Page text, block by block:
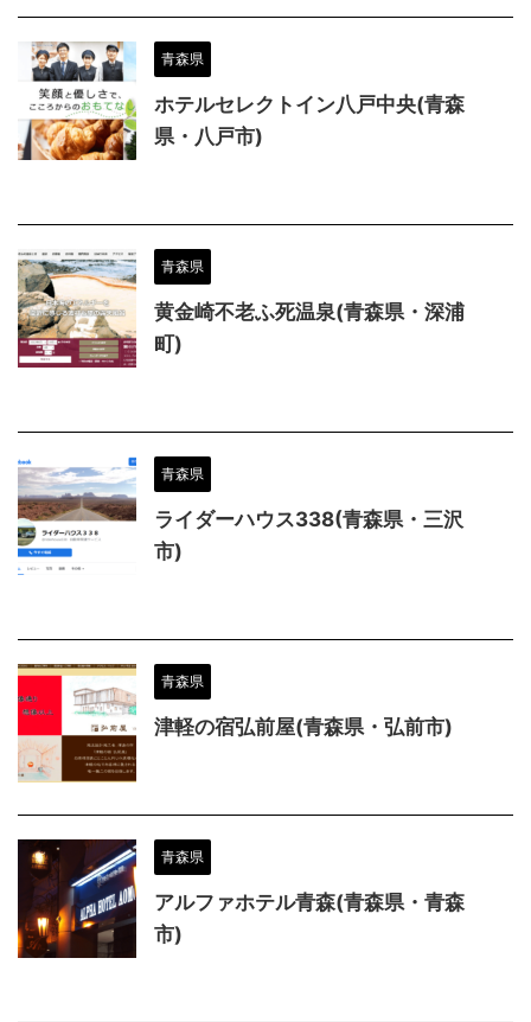
青森県
ホテルセレクトイン八戸中央(青森
県・八戸市)
青森県
黄金崎不老ふ死温泉(青森県・深浦
町)
青森県
ライダーハウス338(青森県・三沢
市)
青森県
津軽の宿弘前屋(青森県・弘前市)
青森県
アルファホテル青森(青森県・青森
市)